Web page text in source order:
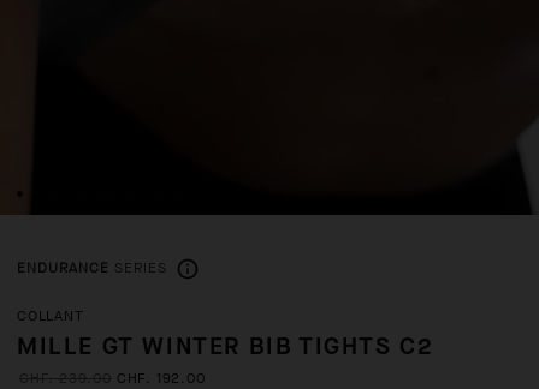
ENDURANCE SERIES
COLLANT
MILLE GT WINTER BIB TIGHTS C2
CHF. 192.00